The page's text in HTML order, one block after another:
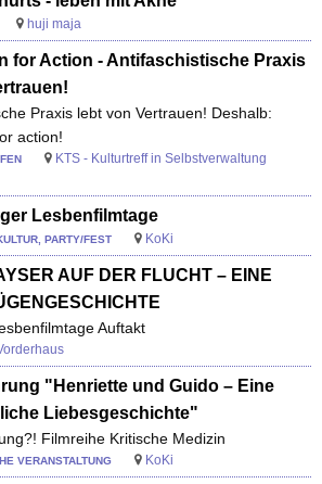
huji maja
for Action - Antifaschistische Praxis
Praxis lebt von Vertrauen! Deshalb:
action!
KTS - Kulturtreff in Selbstverwaltung
Lesbenfilmtage
PARTY/FEST KoKi
AUF DER FLUCHT – EINE
Auftakt
"Henriette und Guido – Eine
Liebesgeschichte"
Filmreihe Kritische Medizin
VERANSTALTUNG KoKi